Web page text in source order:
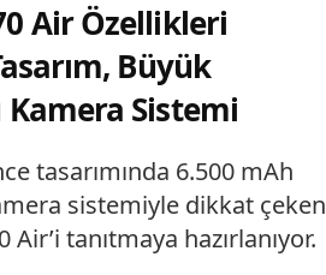
Air Özellikleri
Büyük
Sistemi
tasarımında 6.500 mAh
sistemiyle dikkat çeken
tanıtmaya hazırlanıyor.